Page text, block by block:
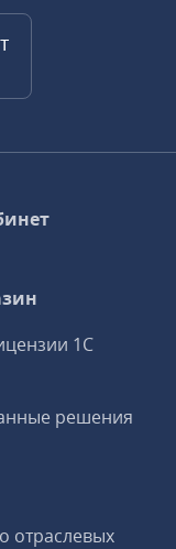
1С
решения
отраслевых